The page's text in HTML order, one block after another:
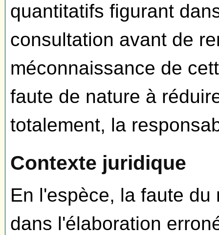
quantitatifs figurant
consultation avant de
méconnaissance de
faute de nature à
totalement, la
Contexte juridique
En l'espèce, la faute
dans l'élaboration